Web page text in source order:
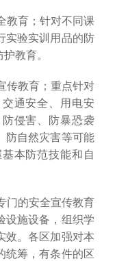
育；针对不同课
实验实训用品的防
教育。
教育；重点针对
通安全、用电安
侵害、防暴恐袭
防自然灾害等可能
本防范技能和自
的安全宣传教育
设施设备，组织学
效。各区加强对本
统筹，有条件的区